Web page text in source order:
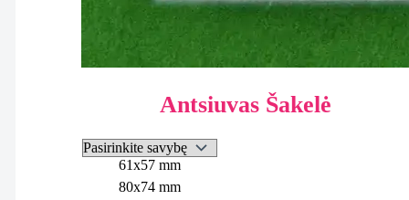
Antsiuvas Šakelė
61x57 mm
80x74 mm